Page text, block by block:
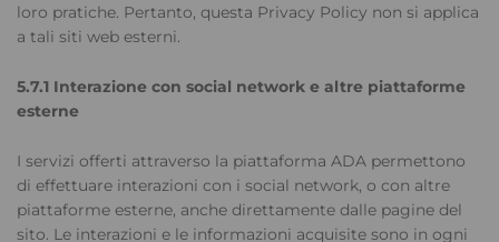
loro pratiche. Pertanto, questa Privacy Policy non si applica
a tali siti web esterni.
5.7.1 Interazione con social network e altre piattaforme
esterne
I servizi offerti attraverso la piattaforma ADA permettono
di effettuare interazioni con i social network, o con altre
piattaforme esterne, anche direttamente dalle pagine del
sito. Le interazioni e le informazioni acquisite sono in ogni